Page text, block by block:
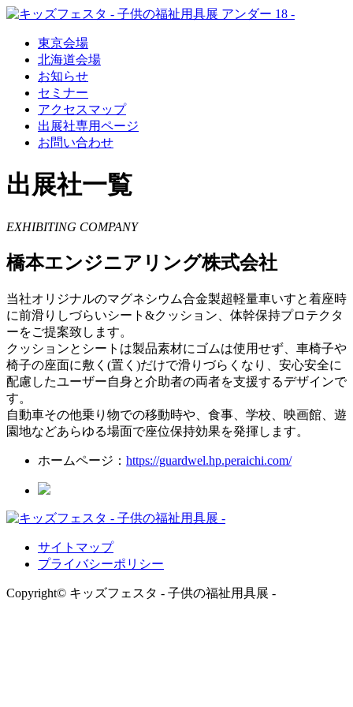
東京会場
北海道会場
お知らせ
セミナー
アクセスマップ
出展社専用ページ
お問い合わせ
出展社一覧
EXHIBITING COMPANY
橋本エンジニアリング株式会社
当社オリジナルのマグネシウム合金製超軽量車いすと着座時
に前滑りしづらいシート&クッション、体幹保持プロテクタ
ーをご提案致します。
クッションとシートは製品素材にゴムは使用せず、車椅子や
椅子の座面に敷く(置く)だけで滑りづらくなり、安心安全に
配慮したユーザー自身と介助者の両者を支援するデザインで
す。
自動車その他乗り物での移動時や、食事、学校、映画館、遊
園地などあらゆる場面で座位保持効果を発揮します。
ホームページ： https://guardwel.hp.peraichi.com/
サイトマップ
プライバシーポリシー
Copyright© キッズフェスタ - 子供の福祉用具展 -